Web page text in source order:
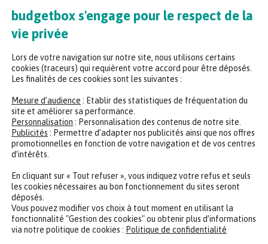
Solution de self-scanning
Régie enseigne
Headquarters
47 rue de la Chaussée d'Antin, 75009 Paris
CONTACTER UN EXPERT REJOINDRE NOTRE ÉQUIPE
budgetbox s'engage pour le respect de la
vie privée
Lors de votre navigation sur notre site, nous utilisons certains
cookies (traceurs) qui requièrent votre accord pour être déposés.
Les finalités de ces cookies sont les suivantes :
Mesure d’audience : Etablir des statistiques de fréquentation du
site et améliorer sa performance.
Personnalisation : Personnalisation des contenus de notre site.
Publicités : Permettre d’adapter nos publicités ainsi que nos offres
promotionnelles en fonction de votre navigation et de vos centres
d’intérêts.
En cliquant sur « Tout refuser », vous indiquez votre refus et seuls
les cookies nécessaires au bon fonctionnement du sites seront
déposés.
Vous pouvez modifier vos choix à tout moment en utilisant la
fonctionnalité "Gestion des cookies" ou obtenir plus d’informations
via notre politique de cookies : Politique de confidentialité